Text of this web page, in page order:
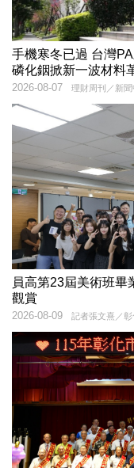
手機寒冬已過 台灣
磷化銦掀新一波材料
理財周刊／新聞
2026-08-07
員高第23屆美術班
觀賞
記者張文熹／彰
2026-08-09